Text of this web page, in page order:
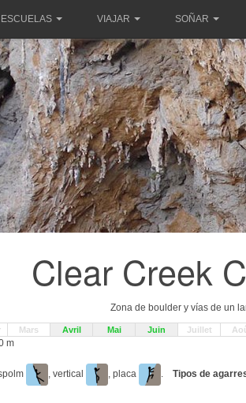
VIAJAR SOÑAR
Clear Creek
Zona de boulder y vías de un
Mars Avril Mai Juin Juillet
m
, vertical , placa . Tipos de